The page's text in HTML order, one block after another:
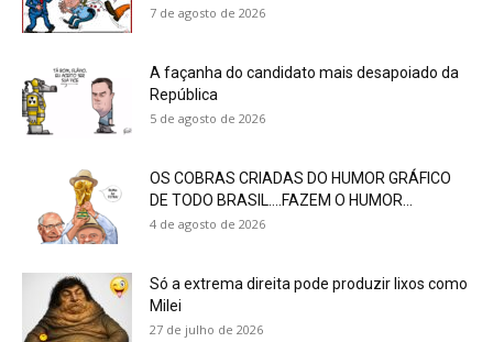
7 de agosto de 2026
A façanha do candidato mais desapoiado da
República
5 de agosto de 2026
OS COBRAS CRIADAS DO HUMOR GRÁFICO
DE TODO BRASIL….FAZEM O HUMOR...
4 de agosto de 2026
Só a extrema direita pode produzir lixos como
Milei
27 de julho de 2026